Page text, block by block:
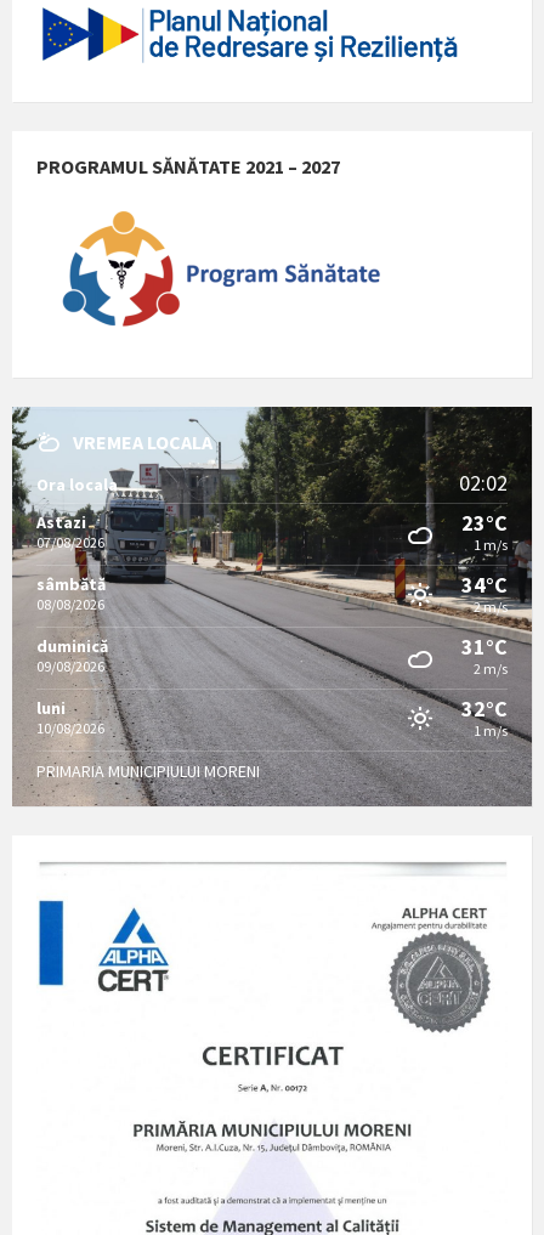
PROGRAMUL SĂNĂTATE 2021 – 2027
VREMEA LOCALA
Ora locala 02:02
Astazi
07/08/2026
23°C
1 m/s
sâmbătă
08/08/2026
34°C
2 m/s
duminică
09/08/2026
31°C
2 m/s
luni
10/08/2026
32°C
1 m/s
PRIMARIA MUNICIPIULUI MORENI